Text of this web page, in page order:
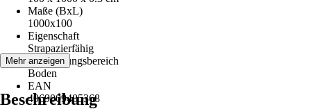
Maße (BxL)
1000x100
Eigenschaft
Strapazierfähig
Anwendungsbereich
Boden
EAN
4069009485368
Mehr anzeigen
Beschreibung